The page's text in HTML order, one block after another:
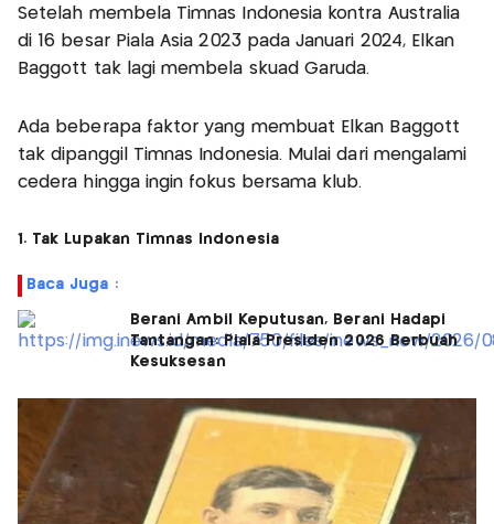
Setelah membela Timnas Indonesia kontra Australia
di 16 besar Piala Asia 2023 pada Januari 2024, Elkan
Baggott tak lagi membela skuad Garuda.
Ada beberapa faktor yang membuat Elkan Baggott
tak dipanggil Timnas Indonesia. Mulai dari mengalami
cedera hingga ingin fokus bersama klub.
1. Tak Lupakan Timnas Indonesia
Baca Juga :
Berani Ambil Keputusan, Berani Hadapi
Tantangan: Piala Presiden 2026 Berbuah
Kesuksesan